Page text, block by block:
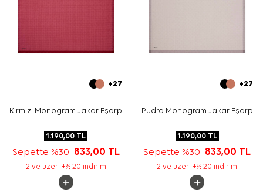
+27
Kırmızı Monogram Jakar Eşarp
1.190,00 TL
Sepette %30 833,00 TL
2 ve üzeri +% 20 indirim
+27
Pudra Monogram Jakar Eşarp
1.190,00TL
Sepette %30 833,00 TL
2 ve üzeri +% 20 indirim